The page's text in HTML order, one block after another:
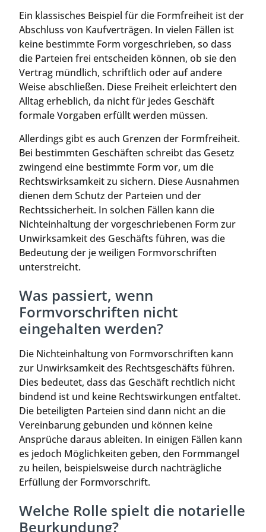
Ein klassisches Beispiel für die Formfreiheit ist der
Abschluss von Kaufverträgen. In vielen Fällen ist
keine bestimmte Form vorgeschrieben, so dass
die Parteien frei entscheiden können, ob sie den
Vertrag mündlich, schriftlich oder auf andere
Weise abschließen. Diese Freiheit erleichtert den
Alltag erheblich, da nicht für jedes Geschäft
formale Vorgaben erfüllt werden müssen.
Allerdings gibt es auch Grenzen der Formfreiheit.
Bei bestimmten Geschäften schreibt das Gesetz
zwingend eine bestimmte Form vor, um die
Rechtswirksamkeit zu sichern. Diese Ausnahmen
dienen dem Schutz der Parteien und der
Rechtssicherheit. In solchen Fällen kann die
Nichteinhaltung der vorgeschriebenen Form zur
Unwirksamkeit des Geschäfts führen, was die
Bedeutung der je weiligen Formvorschriften
unterstreicht.
Was passiert, wenn
Formvorschriften nicht
eingehalten werden?
Die Nichteinhaltung von Formvorschriften kann
zur Unwirksamkeit des Rechtsgeschäfts führen.
Dies bedeutet, dass das Geschäft rechtlich nicht
bindend ist und keine Rechtswirkungen entfaltet.
Die beteiligten Parteien sind dann nicht an die
Vereinbarung gebunden und können keine
Ansprüche daraus ableiten. In einigen Fällen kann
es jedoch Möglichkeiten geben, den Formmangel
zu heilen, beispielsweise durch nachträgliche
Erfüllung der Formvorschrift.
Welche Rolle spielt die notarielle
Beurkundung?